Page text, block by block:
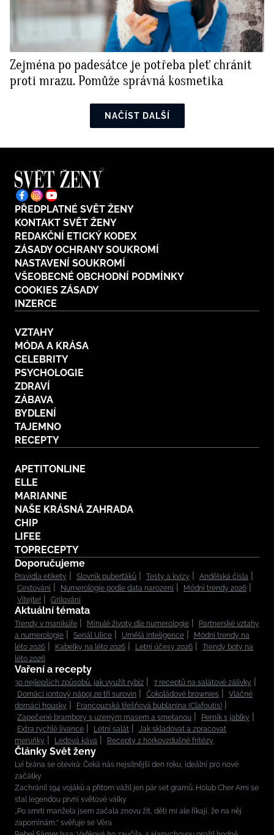
Zejména po padesátce je potřeba pleť chránit
proti mrazu. Pomůže správná kosmetika
NAČÍST DALŠÍ
PŘEDPLATNÉ SVĚT ŽENY
KONTAKT SVĚT ŽENY
REDAKČNÍ ETICKÝ KODEX
ZÁSADY OCHRANY SOUKROMÍ
NASTAVENÍ SOUKROMÍ
VŠEOBECNÉ OBCHODNÍ PODMÍNKY
COOKIES ZÁSADY
INZERCE
VZTAHY
MÓDA A KRÁSA
CELEBRITY
PSYCHOLOGIE
ZDRAVÍ
ZÁBAVA
BYDLENÍ
TAJEMNO
RECEPTY
APETITONLINE
ELLE
MARIANNE
NAŠE KRÁSNÁ ZAHRADA
CHIP
LIFEE
TOPRECEPTY
Doporučujeme
Pravidla etikety Slovník puberťáků Testy a kvízy
Andělská čísla
Cestování
Numerologie podle data narození
Módní trendy 2026
Vítejte!
Grilování
Aktuální témata
Trendy v manikúře Minulé životy dle numerologie
Partnerské vztahy
a numerologie
Seriál Ulice Umělá inteligence
Módní trendy na
léto 2026
Kabelky na léto 2026 Letní účesy 2026
Trendy boty na
léto 2026
Vaření a recepty
30 nejlepších způsobů, jak využít rybíz
7 receptů na salátové zálivky
Domácí iontový nápoj ze tří surovin
Čokoládové brownies
Vláčné
domácí housky
Francouzská třešňová bublanina (Clafoutis)
Zapečené brambory s uzeným masem a smetanou
Perník s jablky
Extra rychlé lívance
Letní salát
Jak skladovat a zpracovat
meruňky
Ledová káva Recepty z horkovzdušné fritézy
Články Svět ženy
Lví brána se otevírá: Čeká nás nejsilnější den roku, ideální pro nové
začátky
Zachránil 194 vojáků a přitom vážil jen pár set gramů. Holub Cher Ami se
stal legendou první světové války
„Po smrti manžela jsem začala znovu žít, děti mi ale říkají, že na něj
zapomínám,“ svěřuje se Věra